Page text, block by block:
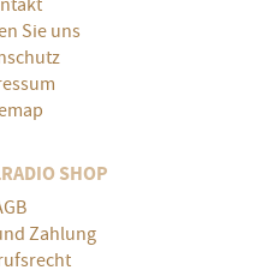
Sie uns
SHOP
Zahlung